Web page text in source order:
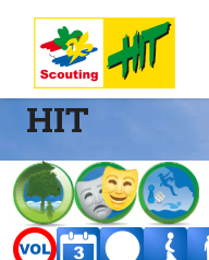
HIT